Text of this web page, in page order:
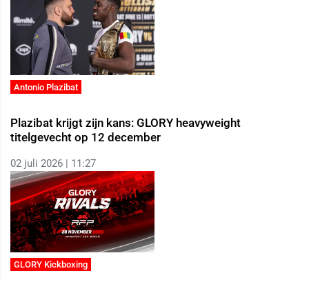
Antonio Plazibat
Plazibat krijgt zijn kans: GLORY heavyweight
titelgevecht op 12 december
02 juli 2026 | 11:27
GLORY Kickboxing